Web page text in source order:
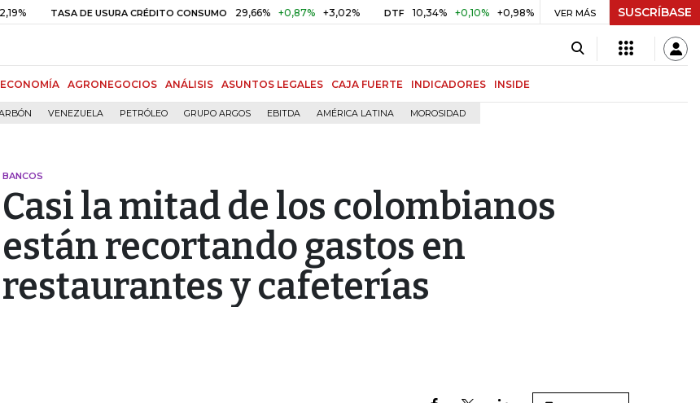
TASA DE USURA CRÉDITO CONSUMO 29,66% +0,87% +3,02% DTF 10,34% +0,10% +0,98% UVR $ 416,86 +$ 0,05 +0,01%
VER MÁS SUSCRÍBASE
AGRONEGOCIOS ANÁLISIS ASUNTOS LEGALES CAJA FUERTE INDICADORES INSIDE
VENEZUELA PETRÓLEO GRUPO ARGOS EBITDA AMÉRICA LATINA MOROSIDAD
BANCOS
Casi la mitad de los colombianos
están recortando gastos en
restaurantes y cafeterías